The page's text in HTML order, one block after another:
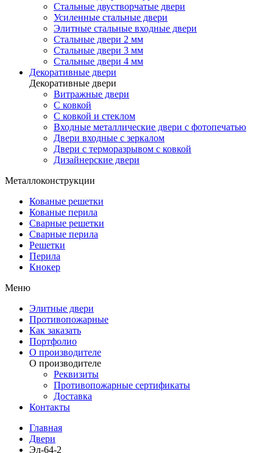
Стальные двустворчатые двери
Усиленные стальные двери
Элитные стальные входные двери
Стальные двери 2 мм
Стальные двери 3 мм
Стальные двери 4 мм
Декоративные двери
Декоративные двери
Витражные двери
С ковкой
С ковкой и стеклом
Входные металлические двери с фотопечатью
Двери входные с зеркалом
Двери с терморазрывом с ковкой
Дизайнерские двери
Металлоконструкции
Кованые решетки
Кованые перила
Сварные решетки
Сварные перила
Решетки
Перила
Кнокер
Меню
Элитные двери
Противопожарные
Как заказать
Портфолио
О производителе
О производителе
Реквизиты
Противопожарные сертификаты
Доставка
Контакты
Главная
Двери
Эл-64-2